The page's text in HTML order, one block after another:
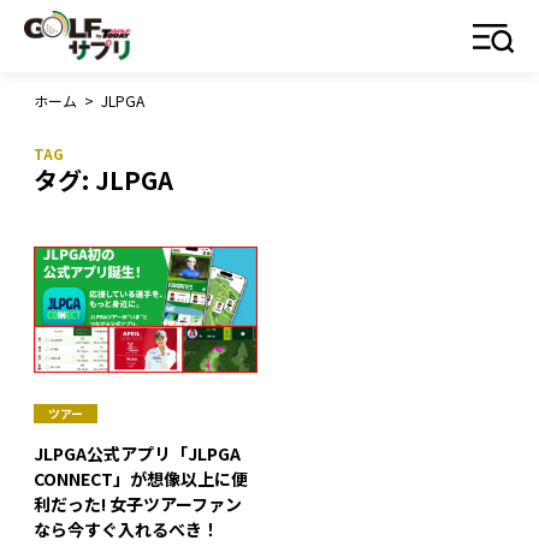
ホーム > JLPGA
タグ: JLPGA
ツアー
JLPGA公式アプリ「JLPGA
CONNECT」が想像以上に便
利だった! 女子ツアーファン
なら今すぐ入れるべき！